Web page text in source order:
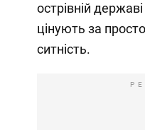
острівній
цінують за
ситність.